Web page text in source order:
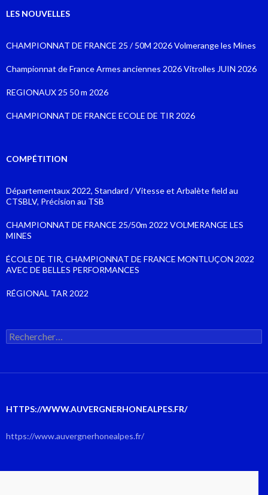
LES NOUVELLES
CHAMPIONNAT DE FRANCE 25 / 50M 2026 Volmerange les Mines
Championnat de France Armes anciennes 2026 Vitrolles JUIN 2026
REGIONAUX 25 50 m 2026
CHAMPIONNAT DE FRANCE ECOLE DE TIR 2026
COMPÉTITION
Départementaux 2022, Standard / Vitesse et Arbalète field au
CTSBLV, Précision au TSB
CHAMPIONNAT DE FRANCE 25/50m 2022 VOLMERANGE LES
MINES
ÉCOLE DE TIR, CHAMPIONNAT DE FRANCE MONTLUÇON 2022
AVEC DE BELLES PERFORMANCES
RÉGIONAL TAR 2022
Rechercher :
HTTPS://WWW.AUVERGNERHONEALPES.FR/
https://www.auvergnerhonealpes.fr/